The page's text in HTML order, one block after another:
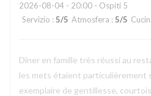
2026-08-04 - 20:00 - Ospiti 5
Servizio : 5/5 Atmosfera : 5/5
Dîner en famille très réussi au
les mets étaient particulièrement
exemplaire de gentillesse,